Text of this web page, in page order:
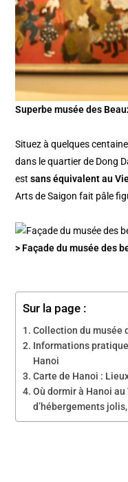
Superbe musée des
Situez à quelques
dans le quartier de Dong
estsans équivalent au
Arts de Saigon fait pâle
> Façade du musée des
Sur la page :
Collection du musée
Informations
Hanoi
Carte de Hanoi :
Où dormir à Hanoi
d’hébergements